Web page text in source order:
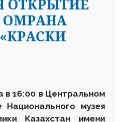
ОТКРЫТИЕ
ОМРАНА
в 16:00 в Центральном
Национального музея
Казахстан имени